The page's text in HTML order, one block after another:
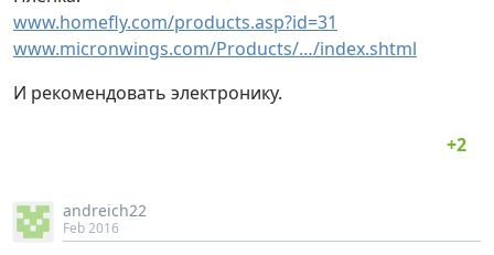
www.homefly.com/products.asp?id=31
www.micronwings.com/Products/…/index.shtml
И рекомендовать электронику.
andreich22
Feb 2016